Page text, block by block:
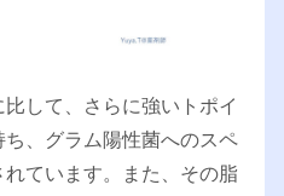
して、さらに強いトポイ
、グラム陽性菌へのスペ
ています。また、その脂